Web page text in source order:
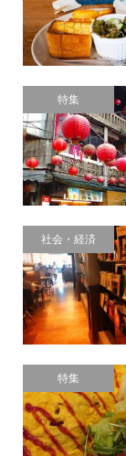
特集
社会・経済
特集